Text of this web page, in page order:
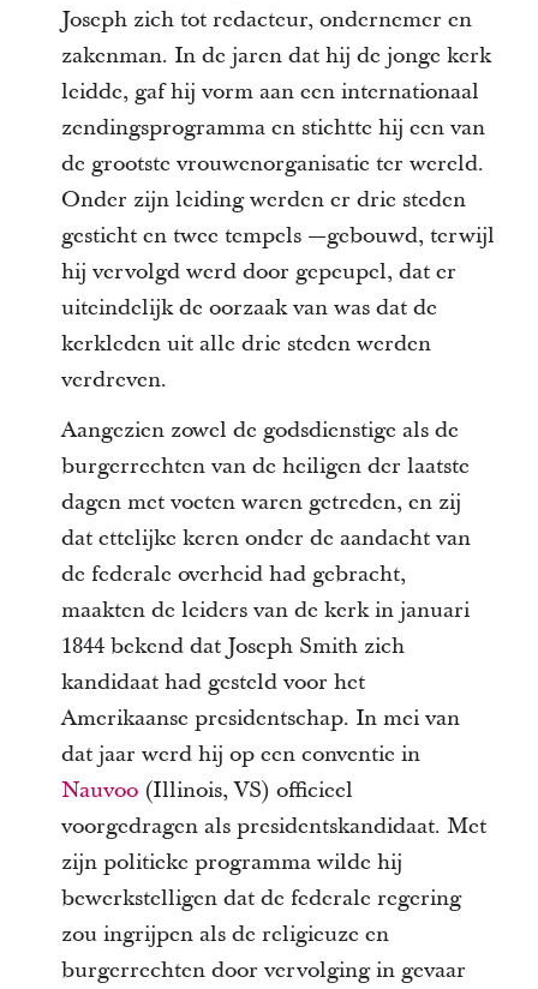
Joseph zich tot redacteur, ondernemer en
zakenman. In de jaren dat hij de jonge kerk
leidde, gaf hij vorm aan een internationaal
zendingsprogramma en stichtte hij een van
de grootste vrouwenorganisatie ter wereld.
Onder zijn leiding werden er drie steden
gesticht en twee tempels —gebouwd, terwijl
hij vervolgd werd door gepeupel, dat er
uiteindelijk de oorzaak van was dat de
kerkleden uit alle drie steden werden
verdreven.
Aangezien zowel de godsdienstige als de
burgerrechten van de heiligen der laatste
dagen met voeten waren getreden, en zij
dat ettelijke keren onder de aandacht van
de federale overheid had gebracht,
maakten de leiders van de kerk in januari
1844 bekend dat Joseph Smith zich
kandidaat had gesteld voor het
Amerikaanse presidentschap. In mei van
dat jaar werd hij op een conventie in
Nauvoo(Illinois, VS) officieel
voorgedragen als presidentskandidaat. Met
zijn politieke programma wilde hij
bewerkstelligen dat de federale regering
zou ingrijpen als de religieuze en
burgerrechten door vervolging in gevaar